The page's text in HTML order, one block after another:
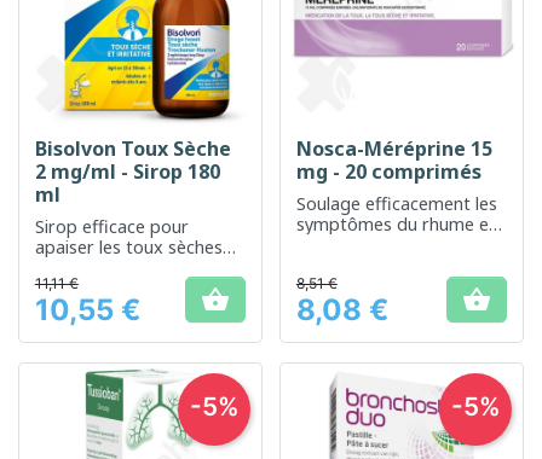
Bisolvon Toux Sèche
2 mg/ml - Sirop 180
ml
Sirop efficace pour
apaiser les toux sèches
Prix
11,11 €
10,55 € 
Nosca-Méréprine 15
mg - 20 comprimés
Soulage efficacement les
symptômes du rhume et
Prix
8,51 €
8,08 € 
-5% -5%